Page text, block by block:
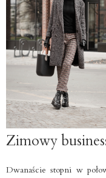
Zimowy
Dwanaście stopni w